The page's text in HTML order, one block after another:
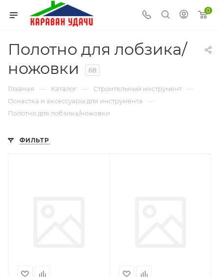
0
Полотно для лобзика/
ножовки
68
Главная — Каталог — Строительный инструмент —
Оснастка и аксессуары для инструмента —
Полотно для лобзика/ножовки
ФИЛЬТР